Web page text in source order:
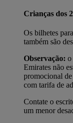
Crianças dos
Os bilhetes
também são
Observação: o
Emirates não
promocional
com tarifa de
Contate o
um menor